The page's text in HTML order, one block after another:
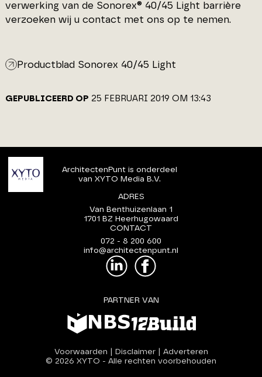
verwerking van de Sonorex® 40/45 Light barrière
verzoeken wij u contact met ons op te nemen.
Productblad Sonorex 40/45 Light
GEPUBLICEERD OP 25 FEBRUARI 2019 OM 13:43
ArchitectenPunt is onderdeel
van XYTO Media B.V.
ADRES
Van Benthuizenlaan 1
1701 BZ Heerhugowaard
CONTACT
072 - 8 200 600
info@architectenpunt.nl
PARTNER VAN
Voorwaarden Disclaimer| Adverteren
© 2026 XYTO - Alle rechten voorbehouden